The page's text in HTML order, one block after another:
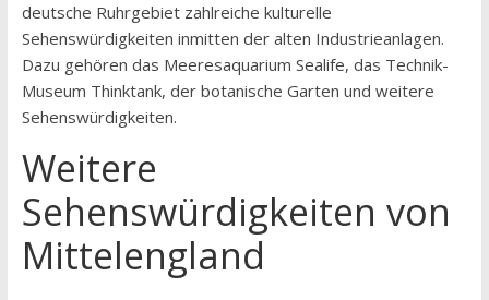
deutsche Ruhrgebiet zahlreiche kulturelle
Sehenswürdigkeiten inmitten der alten Industrieanlagen.
Dazu gehören das Meeresaquarium Sealife, das Technik-
Museum Thinktank, der botanische Garten und weitere
Sehenswürdigkeiten.
Weitere
Sehenswürdigkeiten von
Mittelengland